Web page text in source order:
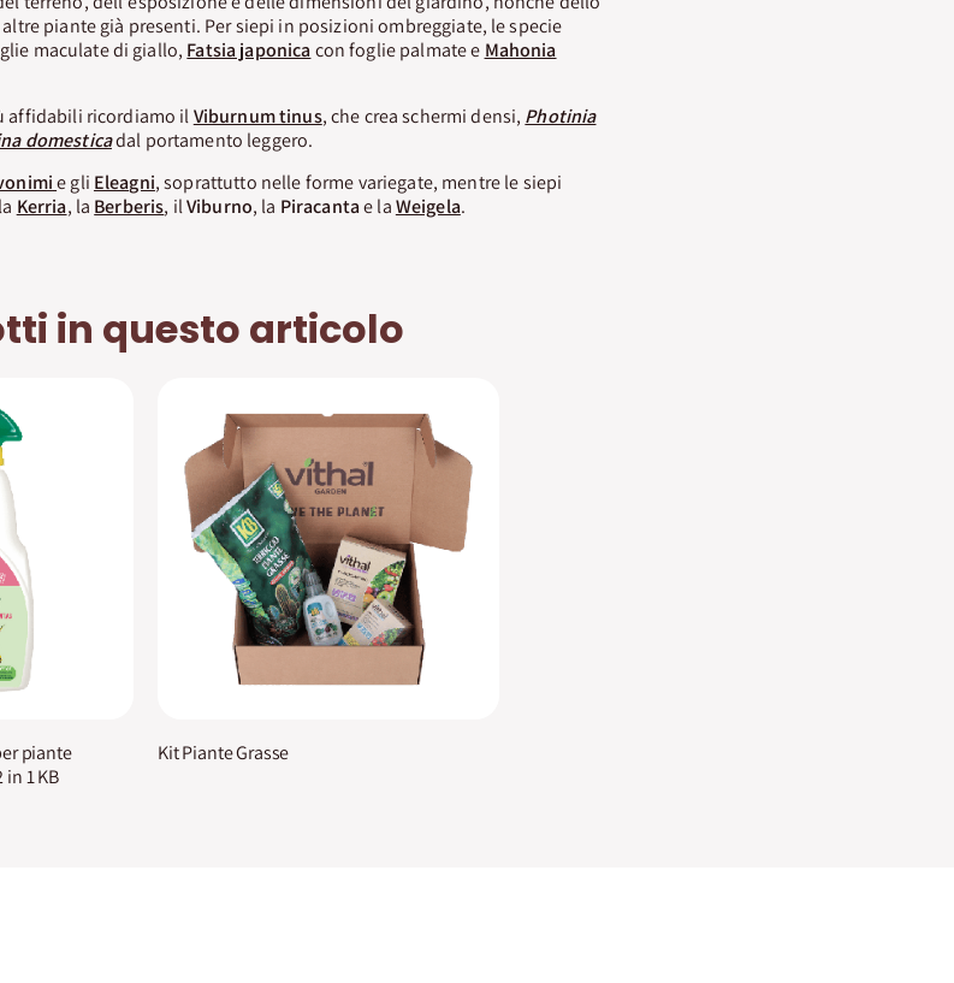
piante già presenti. Per siepi in posizioni ombreggiate, le specie
maculate di giallo, Fatsia japonica con foglie palmate e Mahonia
affidabili ricordiamo ilViburnum tinus, che crea schermi densi, Photinia
domesticadal portamento leggero.
e gli Eleagni, soprattutto nelle forme variegate, mentre le siepi
Kerria, la Berberis, ilViburno, la Piracantae laWeigela.
in questo articolo
piante
1 KB
Kit Piante Grasse